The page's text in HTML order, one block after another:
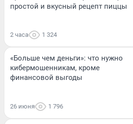
простой и вкусный рецепт пиццы
2 часа 1 324
«Больше чем деньги»: что нужно
кибермошенникам, кроме
финансовой выгоды
26 июня 1 796